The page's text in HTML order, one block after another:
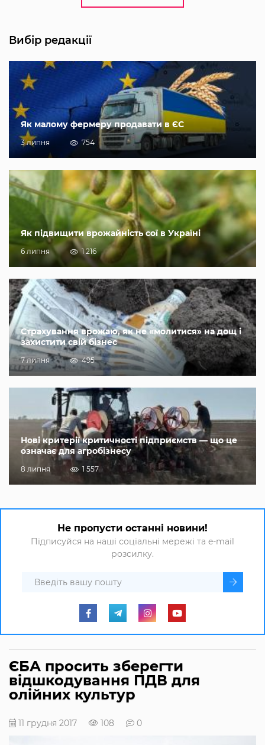
Вибір редакції
Як малому фермеру продавати в ЄС
3 липня 754
Як підвищити врожайність сої в Україні
6 липня 1 216
Страхування врожаю, як не «молитися» на дощ і
захистити свій бізнес
7 липня 495
Нові критерії критичності підприємств — що це
означає для агробізнесу
8 липня 1 557
Не пропусти останні новини!
Підписуйся на наші соціальні мережі та e-mail
розсилку.
ЄБА просить зберегти
відшкодування ПДВ для
олійних культур
11 грудня 2017 108 0